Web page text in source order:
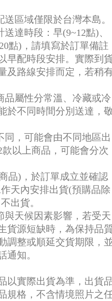
區域僅限於台灣本島。
達時段：早(9~12點)、
點)，請填寫於訂單備註
早配時段安排。實際到
及路線安排而定，若稍
品屬性分常溫、冷藏或冷
於不同時間分別送達，
同，可能會由不同地區出
以上商品，可能會分次
品)，於訂單成立並確認
天內安排出貨(預購品除
出貨。
與天候因素影響，若受天
貨源短缺時，為保持品
調整或順延交貨期限，
通知。
以實際出貨為準，出貨
規格，不含情境照片之